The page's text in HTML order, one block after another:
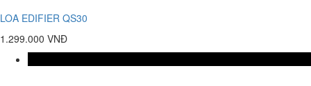
LOA EDIFIER QS30
1.299.000 VNĐ